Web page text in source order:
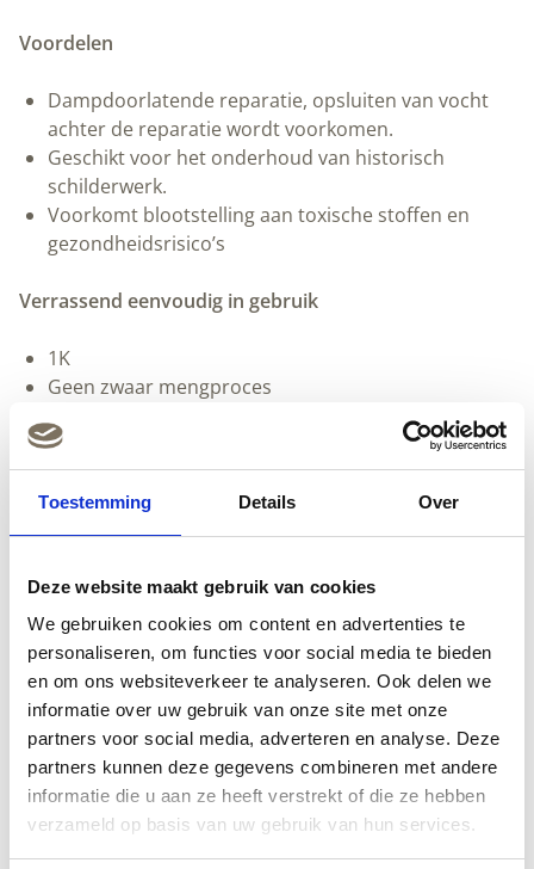
Toestemming Details Over
Deze website maakt gebruik van cookies
We gebruiken cookies om content en advertenties te
personaliseren, om functies voor social media te bieden
en om ons websiteverkeer te analyseren. Ook delen we
informatie over uw gebruik van onze site met onze
partners voor social media, adverteren en analyse. Deze
partners kunnen deze gegevens combineren met andere
informatie die u aan ze heeft verstrekt of die ze hebben
verzameld op basis van uw gebruik van hun services.
Voordelen
Dampdoorlatende reparatie, opsluiten van vocht
achter de reparatie wordt voorkomen.
Geschikt voor het onderhoud van historisch
schilderwerk.
Voorkomt blootstelling aan toxische stoffen en
gezondheidsrisico’s
Verrassend eenvoudig in gebruik
1K
Geen zwaar mengproces
Groot standvermogen, vul grote gaten in 1 keer
Ook verticaal en op onderkanten toepasbaar
Gereedschap reinigbaar met water
Snelle start
Hout hoeft niet volledig droog te zijn bij aanvang
van de reparatie
Reparatieplek blijft kleiner
Geen minimale laagdikte nodig om eindsterkte te
krijgen
Vulmiddel is hout – reparatieplek krijgt gelijke
eigenschappen als omliggende hout